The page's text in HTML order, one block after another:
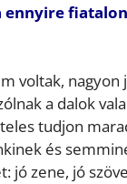
fiatalon
voltak, nagyon
a dalok
tudjon
és
jó zene, jó